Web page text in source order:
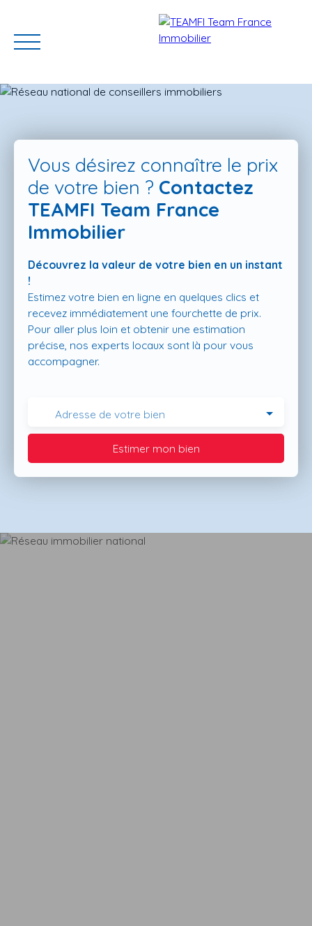
ACCUEIL ACHETER GERER VOTRE BIEN
Vous désirez connaître le prix
de votre bien ? Contactez
TEAMFI Team France
Immobilier
Découvrez la valeur de votre bien en un instant
!
Estimez votre bien en ligne en quelques clics et
recevez immédiatement une fourchette de prix.
Pour aller plus loin et obtenir une estimation
précise, nos experts locaux sont là pour vous
accompagner.
Adresse de votre bien
Estimer mon bien